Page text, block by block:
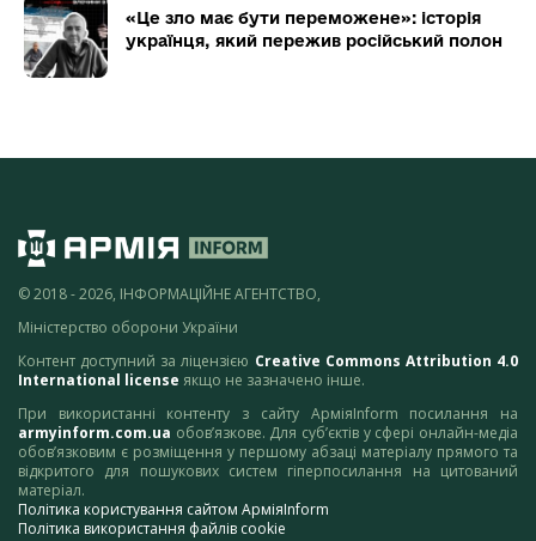
«Це зло має бути переможене»: історія
українця, який пережив російський полон
© 2018 - 2026, ІНФОРМАЦІЙНЕ АГЕНТСТВО,
Міністерство оборони України
Контент доступний за ліцензією Creative Commons Attribution 4.0
International license якщо не зазначено інше.
При використанні контенту з сайту АрміяInform посилання на
armyinform.com.ua обов’язкове. Для суб’єктів у сфері онлайн-медіа
обов’язковим є розміщення у першому абзаці матеріалу прямого та
відкритого для пошукових систем гіперпосилання на цитований
матеріал.
Політика користування сайтом АрміяInform
Політика використання файлів cookie